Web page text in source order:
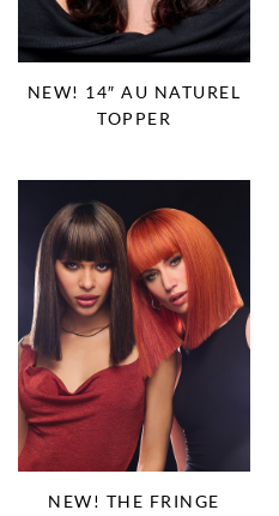
NEW! 14″ AU NATUREL
TOPPER
NEW! THE FRINGE